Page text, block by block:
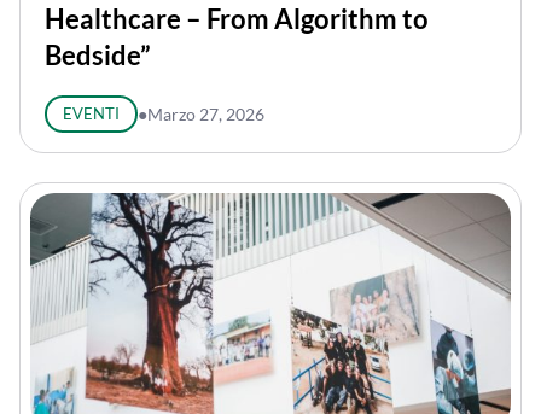
Healthcare – From Algorithm to
Bedside”
EVENTI ●Marzo 27, 2026